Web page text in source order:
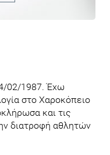
02/1987. Έχω
στο Χαροκόπειο
και τις
διατροφή αθλητών